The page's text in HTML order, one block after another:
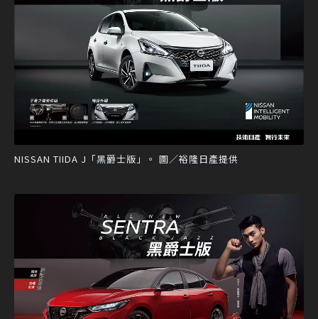
NISSAN TIIDA J「黑爵士版」。 圖／裕隆日產提供